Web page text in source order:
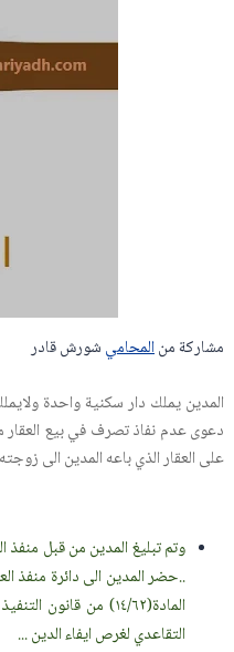
مشاركة منالمحاميشورش قادر
المدين يملك دار سكنية واحدة
دعوى عدم نفاذ تصرف في بيع العقار
على العقار الذي باعه المدين الى زوجته
وتم تبليغ المدين من قبل منفذ
..حضر المدين الى دائرة منفذ
المادة(١٤/٦٢) من
التقاعدي لغرص ايفاء الدين ...